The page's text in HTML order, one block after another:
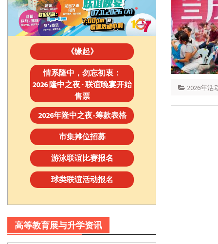
2026年活
《缘起》
情系隆中，勿忘初衷：
2026 隆中之夜 · 联谊晚宴开始
售票
2026年隆中之夜-筹款表格
市集摊位招募
游泳联谊比赛报名
球类联谊活动报名
高等教育展与升学资讯